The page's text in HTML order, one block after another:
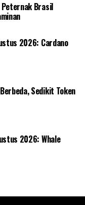
Peternak Brasil
2026: Cardano
Sedikit Token
2026: Whale